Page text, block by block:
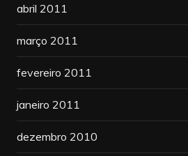
abril 2011
março 2011
fevereiro 2011
janeiro 2011
dezembro 2010